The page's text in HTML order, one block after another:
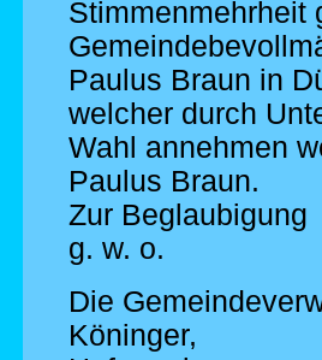
Stimmenmehrheit
Paulus Braun in
welcher durch
Wahl annehmen
Paulus Braun.
Zur Beglaubigung
g. w. o.
Die
Köninger,